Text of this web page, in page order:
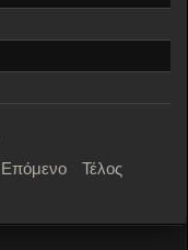
Επόμενο Τέλος